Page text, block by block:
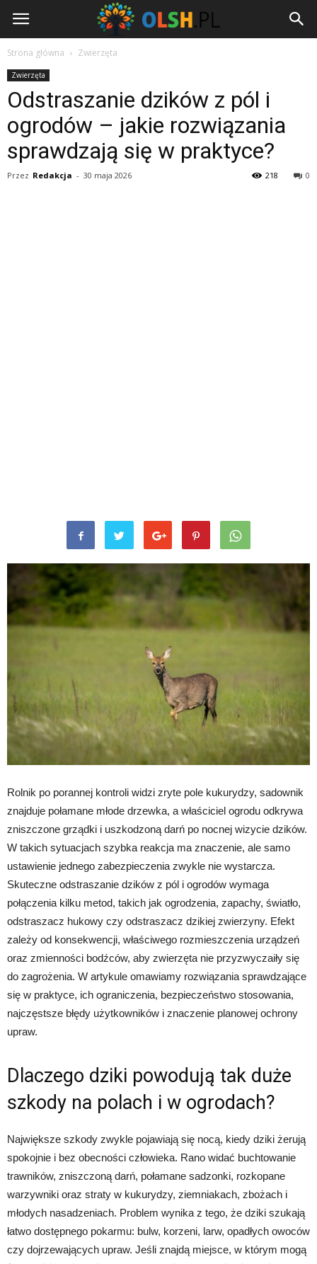
Olsh.pl
Strona główna Zwierzęta
Zwierzęta
Odstraszanie dzików z pól i
ogrodów – jakie rozwiązania
sprawdzają się w praktyce?
Przez Redakcja - 30 maja 2026 0
218
Rolnik po porannej kontroli widzi zryte pole kukurydzy, sadownik
znajduje połamane młode drzewka, a właściciel ogrodu odkrywa
zniszczone grządki i uszkodzoną darń po nocnej wizycie dzików.
W takich sytuacjach szybka reakcja ma znaczenie, ale samo
ustawienie jednego zabezpieczenia zwykle nie wystarcza.
Skuteczne odstraszanie dzików z pól i ogrodów wymaga
połączenia kilku metod, takich jak ogrodzenia, zapachy, światło,
odstraszacz hukowy czy odstraszacz dzikiej zwierzyny. Efekt
zależy od konsekwencji, właściwego rozmieszczenia urządzeń
oraz zmienności bodźców, aby zwierzęta nie przyzwyczaiły się
do zagrożenia. W artykule omawiamy rozwiązania sprawdzające
się w praktyce, ich ograniczenia, bezpieczeństwo stosowania,
najczęstsze błędy użytkowników i znaczenie planowej ochrony
upraw.
Dlaczego dziki powodują tak duże
szkody na polach i w ogrodach?
Największe szkody zwykle pojawiają się nocą, kiedy dziki żerują
spokojnie i bez obecności człowieka. Rano widać buchtowanie
trawników, zniszczoną darń, połamane sadzonki, rozkopane
warzywniki oraz straty w kukurydzy, ziemniakach, zbożach i
młodych nasadzeniach. Problem wynika z tego, że dziki szukają
łatwo dostępnego pokarmu: bulw, korzeni, larw, opadłych owoców
czy dojrzewających upraw. Jeśli znajdą miejsce, w którym mogą